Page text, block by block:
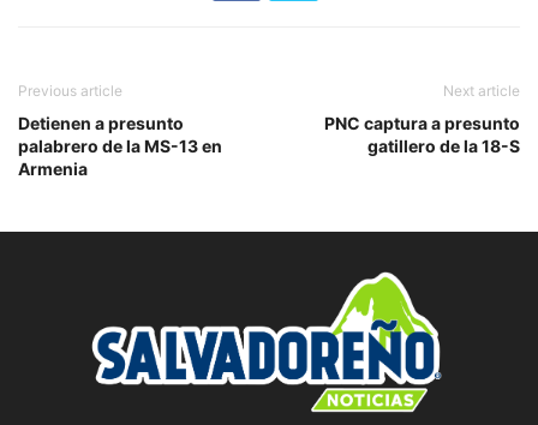
Previous article
Detienen a presunto
palabrero de la MS-13 en
Armenia
Next article
PNC captura a presunto
gatillero de la 18-S